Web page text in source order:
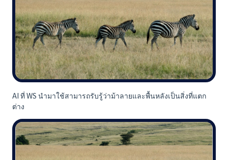
AI ที่ WS นำมาใช้สามารถรับรู้ว่าม้าลายและพื้นหลังเป็นสิ่งที่แตก
ต่าง